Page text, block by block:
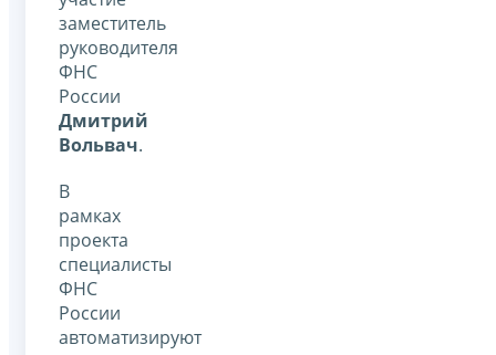
заместитель
руководителя
ФНС
России
Дмитрий
Вольвач.
В
рамках
проекта
специалисты
ФНС
России
автоматизируют